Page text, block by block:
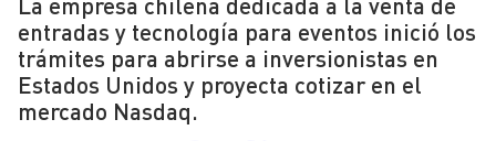
entradas y tecnología para eventos inició los
trámites para abrirse a inversionistas en
Estados Unidos y proyecta cotizar en el
mercado Nasdaq.